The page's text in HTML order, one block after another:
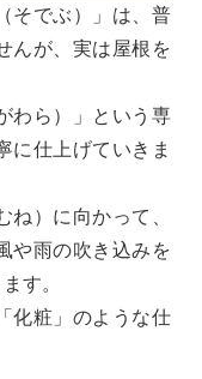
そでぶ）」は、普
んが、実は屋根を
わら）」という専
に仕上げていきま
ね）に向かって、
や雨の吹き込みを
す。
化粧」のような仕